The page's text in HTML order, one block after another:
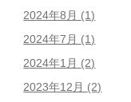
2024年8月 (1)
2024年7月 (1)
2024年1月 (2)
2023年12月 (2)